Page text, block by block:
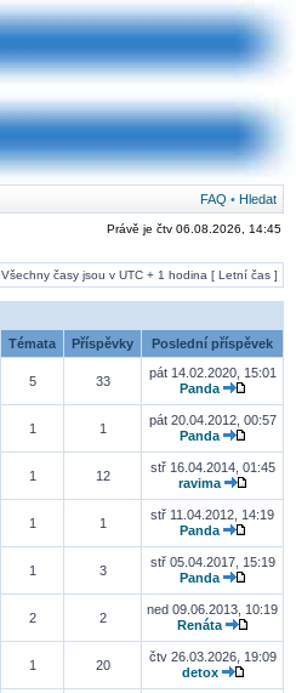
FAQ • Hledat
Právě je čtv 06.08.2026, 14:45
Všechny časy jsou v UTC + 1 hodina [ Letní čas ]
Témata Příspěvky Poslední příspěvek
5 33
pát 14.02.2020, 15:01
Panda
1 1
pát 20.04.2012, 00:57
Panda
1 12
stř 16.04.2014, 01:45
ravima
1 1
stř 11.04.2012, 14:19
Panda
1 3
stř 05.04.2017, 15:19
Panda
2 2
ned 09.06.2013, 10:19
Renáta
1 20
čtv 26.03.2026, 19:09
detox